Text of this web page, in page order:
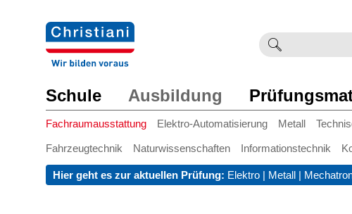
eingeben
Schule Ausbildung
Fachraumausstattung Elektro-Automatisierung Metall
Fahrzeugtechnik Naturwissenschaften Informationstechnik
Hier geht es zur aktuellen Prüfung: Elektro | Metall |